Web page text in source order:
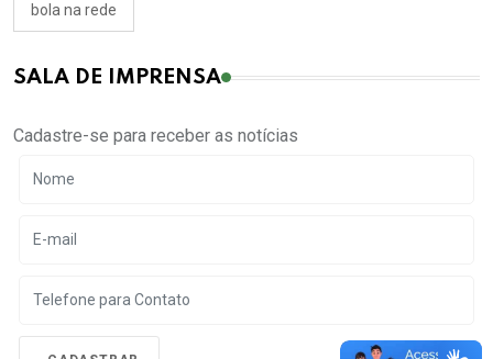
bola na rede
SALA DE IMPRENSA
Cadastre-se para receber as notícias